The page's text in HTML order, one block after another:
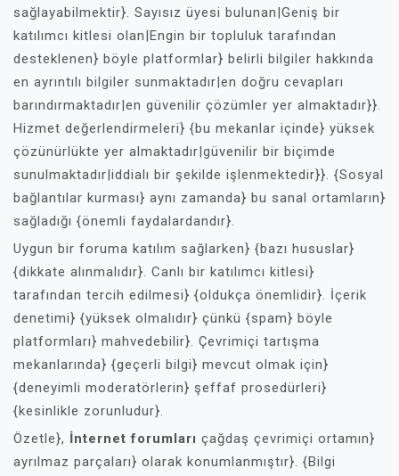
sağlayabilmektir}. Sayısız üyesi bulunan|Geniş bir
katılımcı kitlesi olan|Engin bir topluluk tarafından
desteklenen} böyle platformlar} belirli bilgiler hakkında
en ayrıntılı bilgiler sunmaktadır|en doğru cevapları
barındırmaktadır|en güvenilir çözümler yer almaktadır}}.
Hizmet değerlendirmeleri} {bu mekanlar içinde} yüksek
çözünürlükte yer almaktadır|güvenilir bir biçimde
sunulmaktadır|iddialı bir şekilde işlenmektedir}}. {Sosyal
bağlantılar kurması} aynı zamanda} bu sanal ortamların}
sağladığı {önemli faydalardandır}.
Uygun bir foruma katılım sağlarken} {bazı hususlar}
{dikkate alınmalıdır}. Canlı bir katılımcı kitlesi}
tarafından tercih edilmesi} {oldukça önemlidir}. İçerik
denetimi} {yüksek olmalıdır} çünkü {spam} böyle
platformları} mahvedebilir}. Çevrimiçi tartışma
mekanlarında} {geçerli bilgi} mevcut olmak için}
{deneyimli moderatörlerin} şeffaf prosedürleri}
{kesinlikle zorunludur}.
Özetle}, İnternet forumları çağdaş çevrimiçi ortamın}
ayrılmaz parçaları} olarak konumlanmıştır}. {Bilgi